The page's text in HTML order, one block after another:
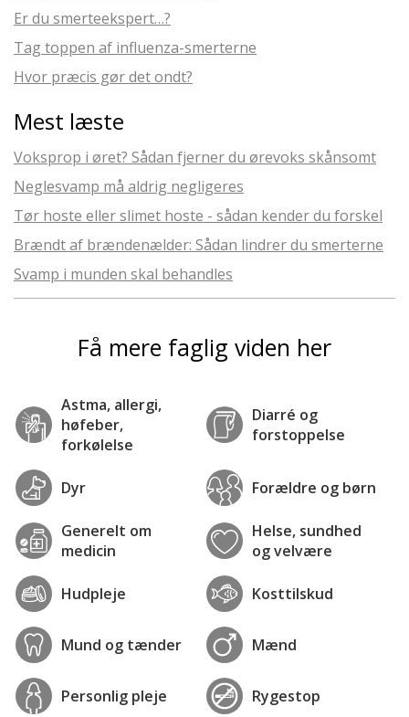
Er du smerteekspert…?
Tag toppen af influenza-smerterne
Hvor præcis gør det ondt?
Mest læste
Voksprop i øret? Sådan fjerner du ørevoks skånsomt
Neglesvamp må aldrig negligeres
Tør hoste eller slimet hoste - sådan kender du forskel
Brændt af brændenælder: Sådan lindrer du smerterne
Svamp i munden skal behandles
Få mere faglig viden her
Astma, allergi,
høfeber,
forkølelse
Diarré og
forstoppelse
Dyr Forældre og børn
Generelt om
medicin
Helse, sundhed
og velvære
Hudpleje Kosttilskud
Mund og tænder Mænd
Personlig pleje Rygestop